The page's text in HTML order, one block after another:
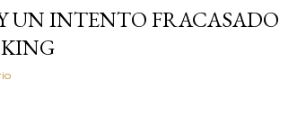
UN INTENTO FRACASADO